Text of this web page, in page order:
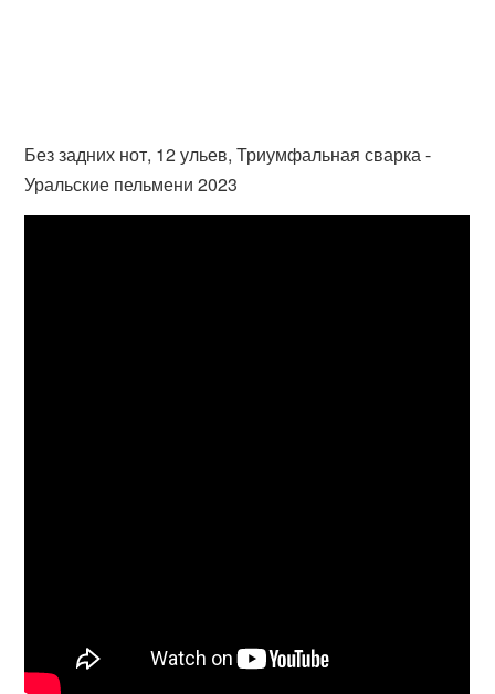
Без задних нот, 12 ульев, Триумфальная сварка -
Уральские пельмени 2023